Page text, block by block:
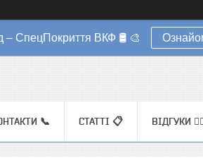
– СпецПокриття ВКФ 🛢️ 🎨
📞 СТАТТІ 📋 ВІДГУКИ